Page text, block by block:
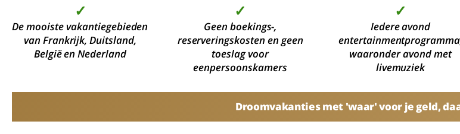
✓
De mooiste vakantiegebieden
van Frankrijk, Duitsland,
België en Nederland
✓
Geen boekings-,
reserveringskosten en geen
toeslag voor
eenpersoonskamers
✓
Iedere avond
waaronder avond met
livemuziek
Droomvakanties met 'waar' voor je geld,